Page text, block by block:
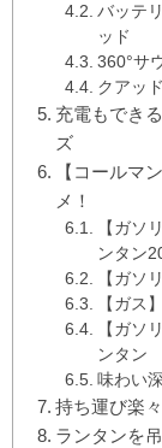
バッテ
ッド
360°サ
クアッ
充電もでき
ズ
【コールマ
メ！
【ガソ
ンタン
【ガソ
【ガス
【ガソ
ンタン
味わい
持ち運び楽
ランタンを